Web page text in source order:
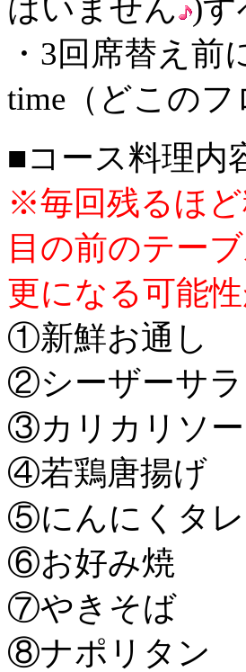
はいません )
・3回席替え
time（どこの
■コース料理内
※毎回残るほ
目の前のテー
更になる可能
①新鮮お通し
②シーザーサ
③カリカリソ
④若鶏唐揚げ
⑤にんにくタ
⑥お好み焼
⑦やきそば
⑧ナポリタン